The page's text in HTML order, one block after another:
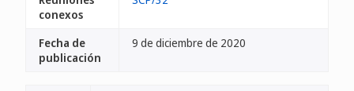
conexos
Fecha de
publicación
9 de diciembre de 2020